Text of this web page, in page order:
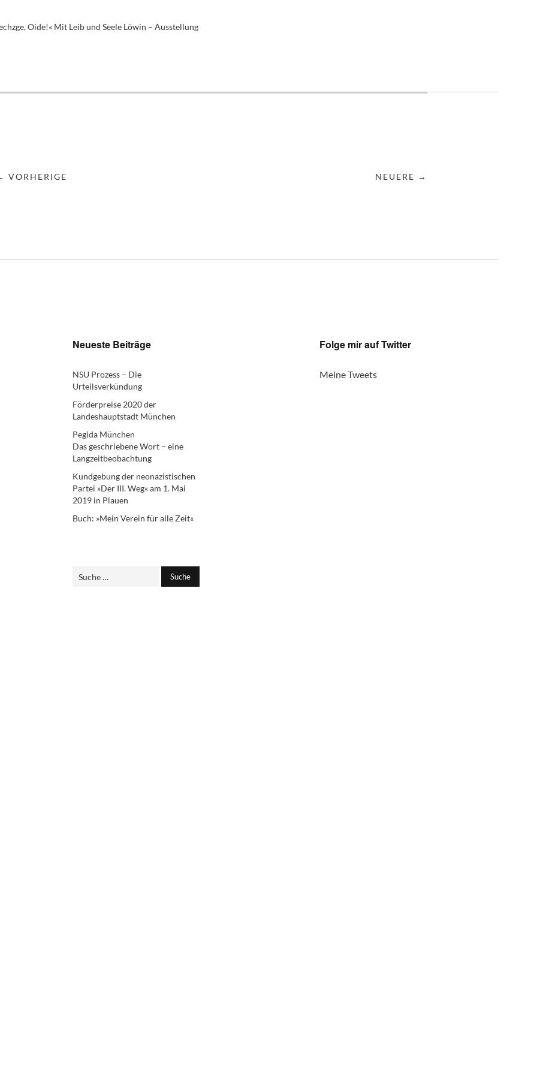
Oide!« Mit Leib und Seele Löwin – Ausstellung
VORHERIGE NEUERE →
Neueste Beiträge
NSU Prozess – Die
Urteilsverkündung
Förderpreise 2020 der
Landeshauptstadt München
Pegida München
Das geschriebene Wort – eine
Langzeitbeobachtung
Kundgebung der neonazistischen
Partei »Der III. Weg« am 1. Mai
2019 in Plauen
Buch: »Mein Verein für alle Zeit«
Folge mir auf Twitter
Meine Tweets